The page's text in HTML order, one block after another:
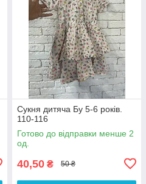
Сукня дитяча Бу 5-6 років.
110-116
Готово до відправки менше 2
од.
40,50 ₴ 50 ₴